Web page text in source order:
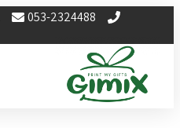
053-2324488